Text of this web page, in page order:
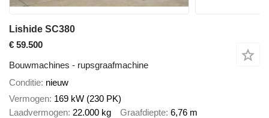
Lishide SC380
€ 59.500
Bouwmachines - rupsgraafmachine
Conditie nieuw
Vermogen 169 kW (230 PK)
Laadvermogen 22.000 kg Graafdiepte 6,76 m